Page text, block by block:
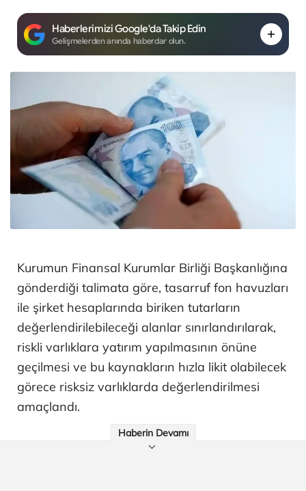
Haberlerimizi Google'da Takip Edin
Gelişmelerden anında haberdar olun.
Kurumun Finansal Kurumlar Birliği Başkanlığına
gönderdiği talimata göre, tasarruf fon havuzları
ile şirket hesaplarında biriken tutarların
değerlendirilebileceği alanlar sınırlandırılarak,
riskli varlıklara yatırım yapılmasının önüne
geçilmesi ve bu kaynakların hızla likit olabilecek
görece risksiz varlıklarda değerlendirilmesi
amaçlandı.
Haberin Devamı